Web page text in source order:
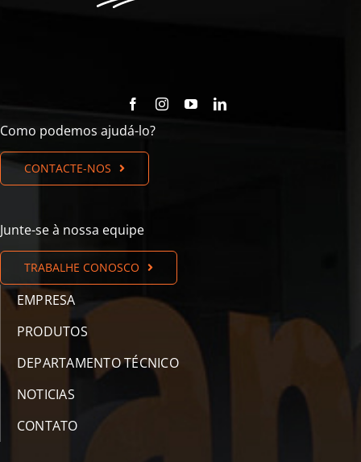
Como podemos ajudá-lo?
CONTACTE-NOS
Junte-se à nossa equipe
TRABALHE CONOSCO
EMPRESA
PRODUTOS
DEPARTAMENTO TÉCNICO
NOTICIAS
CONTATO